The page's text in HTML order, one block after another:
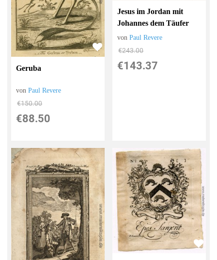
Geruba
vonPaul Revere
€150.00
€88.50
Jesus im Jordan mit
Johannes dem Täufer
vonPaul Revere
€243.00
€143.37